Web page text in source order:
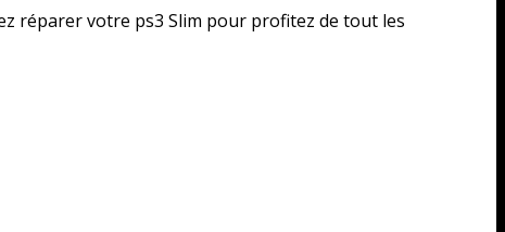
réparer votre ps3 Slim pour profitez de tout les